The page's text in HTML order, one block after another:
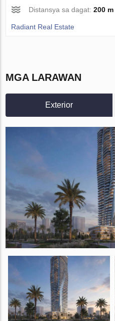
Distansya sa dagat:200 m
Radiant Real Estate
MGA LARAWAN
Exterior